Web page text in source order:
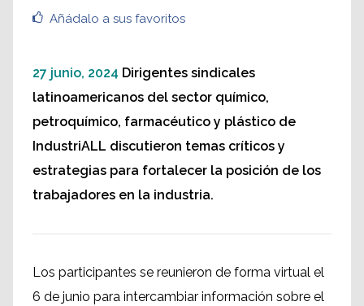
Añádalo a sus favoritos
27 junio, 2024 Dirigentes sindicales
latinoamericanos del sector químico,
petroquímico, farmacéutico y plástico de
IndustriALL discutieron temas críticos y
estrategias para fortalecer la posición de los
trabajadores en la industria.
Los participantes se reunieron de forma virtual el
6 de junio para intercambiar información sobre el